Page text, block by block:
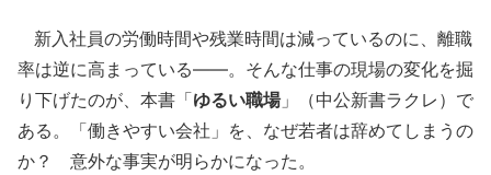
新入社員の労働時間や残業時間は減っているのに、離職
率は逆に高まっている――。そんな仕事の現場の変化を掘
り下げたのが、本書「ゆるい職場」（中公新書ラクレ）で
ある。「働きやすい会社」を、なぜ若者は辞めてしまうの
か？ 意外な事実が明らかになった。